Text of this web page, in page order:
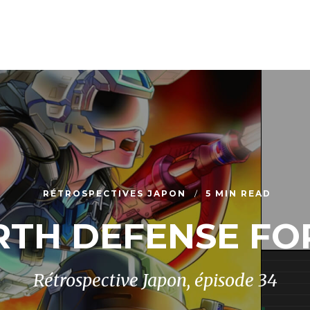
RÉTROSPECTIVES JAPON 5 MIN READ
DEFENSE
Rétrospective Japon, épisode 34